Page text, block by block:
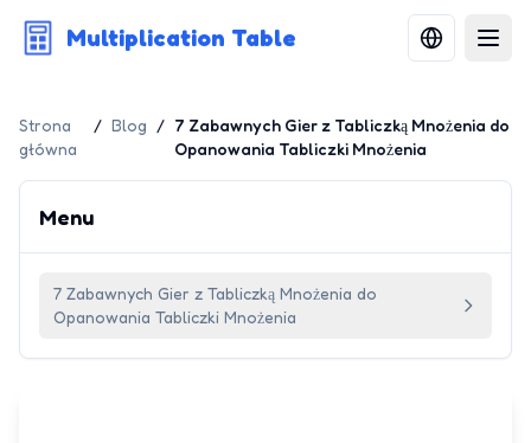
Multiplication Table
Strona
główna
/ Blog / 7 Zabawnych Gier z Tabliczką Mnożenia do
Opanowania Tabliczki Mnożenia
Menu
7 Zabawnych Gier z Tabliczką Mnożenia do
Opanowania Tabliczki Mnożenia